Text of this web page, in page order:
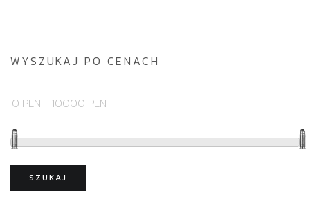
WYSZUKAJ PO CENACH
SZUKAJ